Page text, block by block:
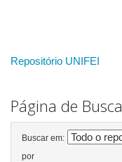
Repositório UNIFEI
Página de Busca
Buscar em:
por